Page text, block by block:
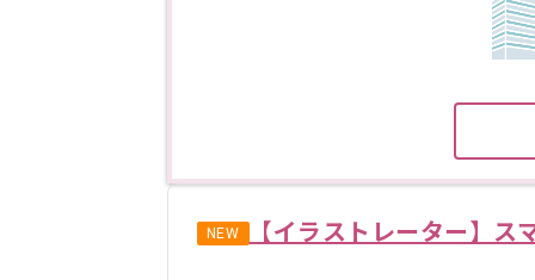
NEW 【イラストレーター】ス